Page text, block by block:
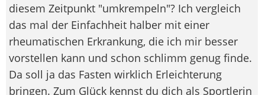
diesem Zeitpunkt "umkrempeln"? Ich vergleich
das mal der Einfachheit halber mit einer
rheumatischen Erkrankung, die ich mir besser
vorstellen kann und schon schlimm genug finde.
Da soll ja das Fasten wirklich Erleichterung
bringen. Zum Glück kennst du dich als Sportlerin